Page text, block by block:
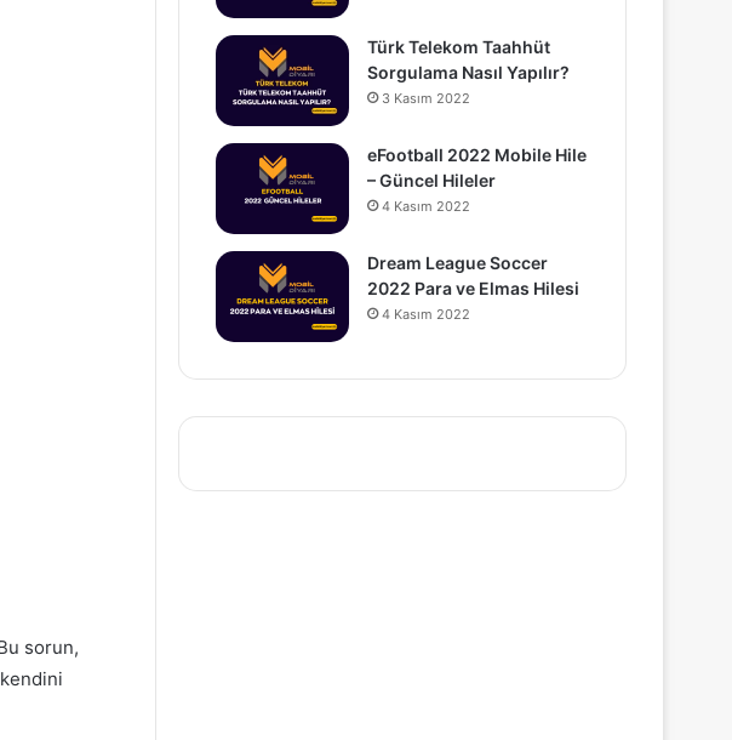
sorun,
Türk Telekom Taahhüt
Sorgulama Nasıl Yapılır?
3 Kasım 2022
eFootball 2022 Mobile Hile
– Güncel Hileler
4 Kasım 2022
Dream League Soccer
2022 Para ve Elmas Hilesi
4 Kasım 2022